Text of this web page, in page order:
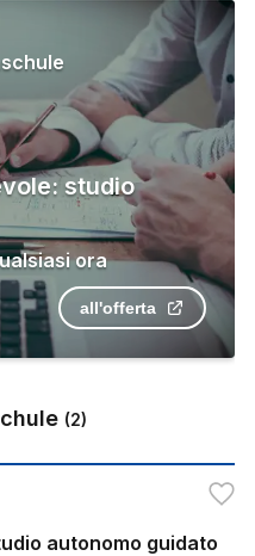
studio
ora
all'offerta
(2)
autonomo guidato